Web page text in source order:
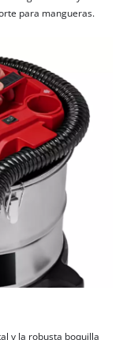
para mangueras.
y la robusta boquilla